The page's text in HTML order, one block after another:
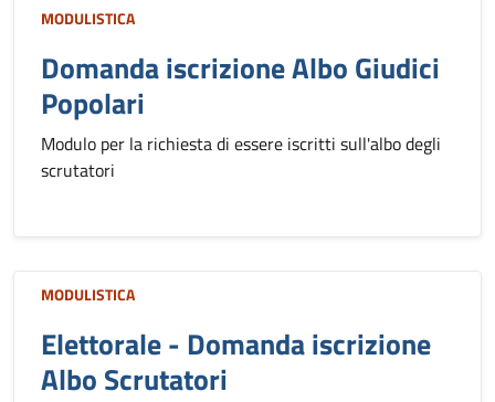
MODULISTICA
Domanda iscrizione Albo Giudici
Popolari
Modulo per la richiesta di essere iscritti sull'albo degli
scrutatori
MODULISTICA
Elettorale - Domanda iscrizione
Albo Scrutatori